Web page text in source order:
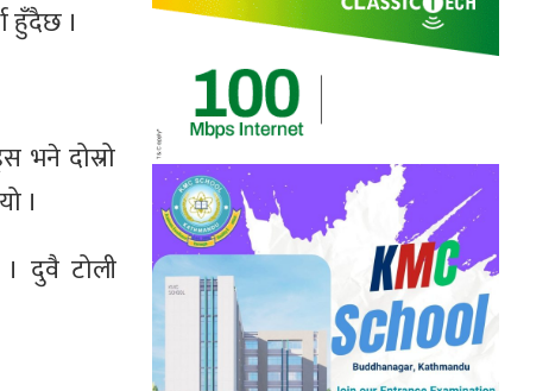
हुँदैछ ।
भने दोस्रो
।
दुवै टोली